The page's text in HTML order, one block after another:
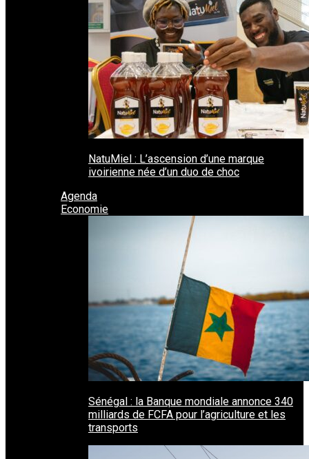
NatuMiel : L’ascension d’une marque
ivoirienne née d’un duo de choc
Agenda
Economie
Sénégal : la Banque mondiale annonce 340
milliards de FCFA pour l’agriculture et les
transports